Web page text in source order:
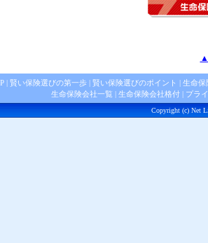
▲
| 賢い保険選びの第一歩 | 賢い保険選びのポイント | 生命保
生命保険会社一覧 | 生命保険会社格付 | プラ
Copyright (c) Net